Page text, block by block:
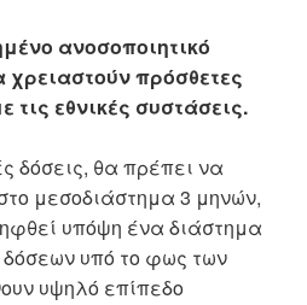
ανοσοποιητικό
πρόσθετες
εθνικές συστάσεις.
δόσεις, θα πρέπει να
μεσοδιάστημα 3 μηνών,
υπόψη ένα διάστημα
υπό το φως των
υψηλό επίπεδο